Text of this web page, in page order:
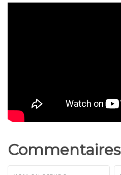
Commentaires